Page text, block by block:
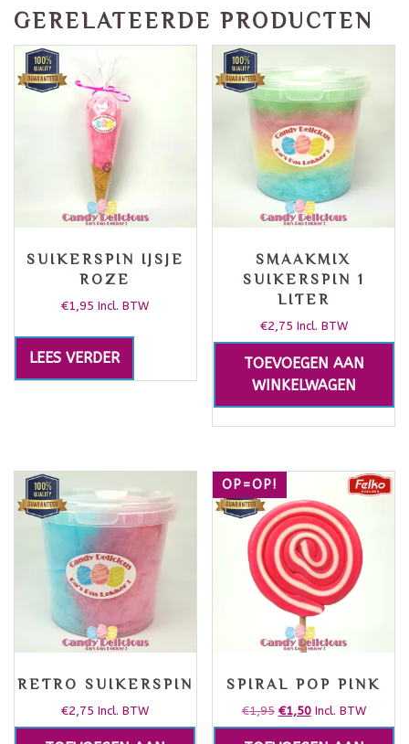
GERELATEERDE PRODUCTEN
SUIKERSPIN IJSJE
ROZE
€1,95 Incl. BTW
LEES VERDER
SMAAKMIX
SUIKERSPIN 1
LITER
€2,75 Incl. BTW
TOEVOEGEN AAN
WINKELWAGEN
RETRO SUIKERSPIN
€2,75 Incl. BTW
OP=OP!
SPIRAL POP PINK
€1,95 €1,50 Incl. BTW